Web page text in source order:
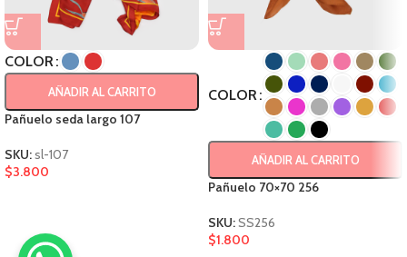
COLOR
AÑADIR AL CARRITO
Pañuelo seda largo 107
SKU:sl-107
$3.800
COLOR
AÑADIR AL CARRITO
Pañuelo 70×70 256
SKU:SS256
$1.800